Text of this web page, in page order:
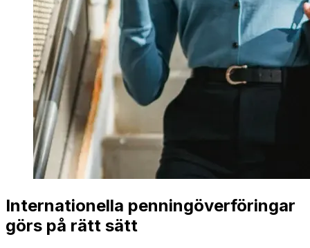
Internationella penningöverföringar
görs på rätt sätt